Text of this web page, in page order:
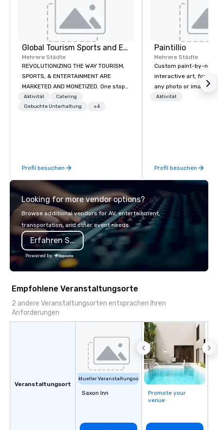
Global Tourism Sports and Entertainment
Mehrere Städte
REVOLUTIONIZING THE WAY TOURISM,
SPORTS, & ENTERTAINMENT ARE
MARKETED AND MONETIZED. One stop
shop for all of your sports tickets in
the United States. NFL, NBA, NHL, MLB,
Aktivität
Catering
Gebuchte Unterhaltung
+4
Profil besuchen
Paintillio
Mehrere Städte
Custom paint-by-
interactive art, for
any photo or image
by-number kits of
that are accessible to
of our corporate
Johnson, Comcast,
Lululemon, Hilton,
Amazon, Coca Cola,
Catersource + The
Aktivität
Profil besuchen
Looking for more vendor options?
Browse additional vendors for AV, entertainment,
transportation, and other event needs.
Erfahren Sie mehr
Powered by
Empfohlene Veranstaltungsorte
2 andere Veranstaltungsorten entsprachen Ihren
Anforderungen
Veranstaltungsort
Aktueller Veranstaltungsort
Saxon Inn
Promote your
venue